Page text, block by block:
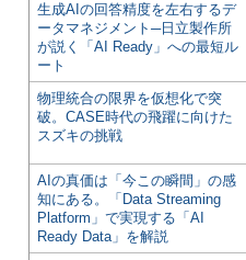
生成AIの回答精度を左右するデ
ータマネジメント─日立製作所
が説く「AI Ready」への最短ル
ート
物理統合の限界を仮想化で突
破。CASE時代の飛躍に向けた
スズキの挑戦
AIの真価は「今この瞬間」の感
知にある。「Data Streaming
Platform」で実現する「AI
Ready Data」を解説